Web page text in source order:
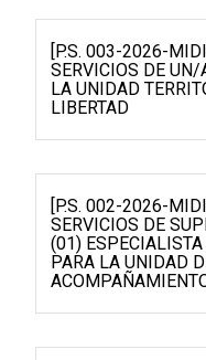
[P.S. 003-2026-
SERVICIOS DE
LA UNIDAD
LIBERTAD
[P.S. 002-2026-
SERVICIOS DE
(01)
PARA LA UNIDAD